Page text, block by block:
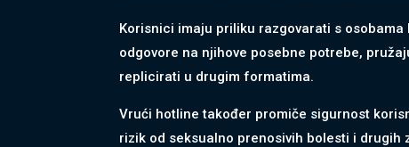
Korisnici imaju priliku razgovarati s
odgovore na njihove posebne potrebe,
replicirati u drugim formatima.
Vrući hotline također promiče sigurnost
rizik od seksualno prenosivih bolesti i drugih